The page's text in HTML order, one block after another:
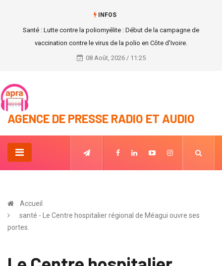
INFOS
Santé : Lutte contre la poliomyélite : Début de la campagne de
vaccination contre le virus de la polio en Côte d'Ivoire.
08 Août, 2026 / 11:25
AGENCE DE PRESSE RADIO ET AUDIO
Accueil
santé - Le Centre hospitalier régional de Méagui ouvre ses
portes.